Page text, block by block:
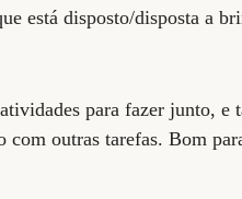
está disposto/disposta a
para fazer junto, e
com outras tarefas. Bom